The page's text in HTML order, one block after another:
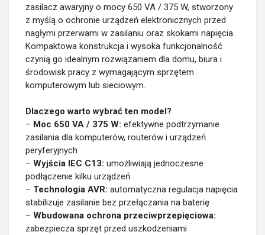
zasilacz awaryjny o mocy 650 VA / 375 W, stworzony
z myślą o ochronie urządzeń elektronicznych przed
nagłymi przerwami w zasilaniu oraz skokami napięcia.
Kompaktowa konstrukcja i wysoka funkcjonalność
czynią go idealnym rozwiązaniem dla domu, biura i
środowisk pracy z wymagającym sprzętem
komputerowym lub sieciowym.
Dlaczego warto wybrać ten model?
– Moc 650 VA / 375 W: efektywne podtrzymanie
zasilania dla komputerów, routerów i urządzeń
peryferyjnych
– Wyjścia IEC C13: umożliwiają jednoczesne
podłączenie kilku urządzeń
– Technologia AVR: automatyczna regulacja napięcia
stabilizuje zasilanie bez przełączania na baterię
– Wbudowana ochrona przeciwprzepięciowa:
zabezpiecza sprzęt przed uszkodzeniami